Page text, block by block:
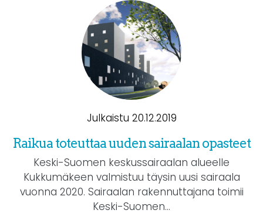
Julkaistu 20.12.2019
Raikua toteuttaa uuden sairaalan opasteet
Keski-Suomen keskussairaalan alueelle
Kukkumäkeen valmistuu täysin uusi sairaala
vuonna 2020. Sairaalan rakennuttajana toimii
Keski-Suomen...